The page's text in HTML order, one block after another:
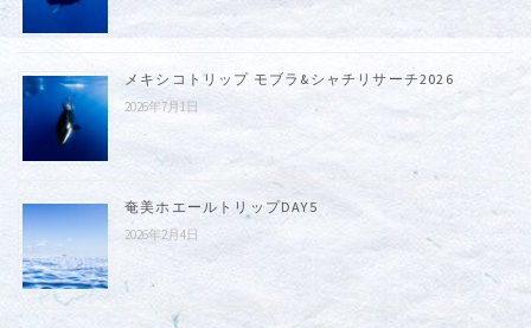
メキシコトリップ モブラ&シャチリサーチ2026
2026年7月1日
奄美ホエールトリップDAY5
2026年2月4日